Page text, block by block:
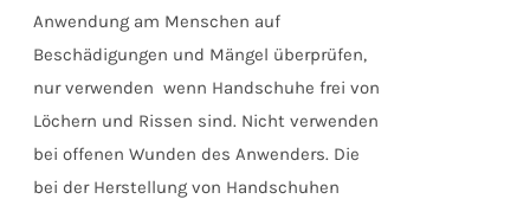
Anwendung am Menschen auf
Beschädigungen und Mängel überprüfen,
nur verwenden wenn Handschuhe frei von
Löchern und Rissen sind. Nicht verwenden
bei offenen Wunden des Anwenders. Die
bei der Herstellung von Handschuhen